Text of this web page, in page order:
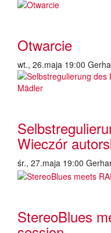
Otwarcie
wt., 26.maja 19:00
Wieczór
śr., 27.maja 19:00
StereoBlues